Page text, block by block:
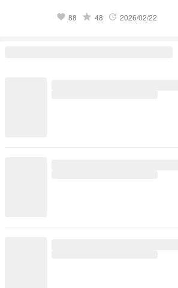
届けるプリチューバ事務所です。 略称:メルステ 事務
favorite 88 grade 48 update 2026/02/22